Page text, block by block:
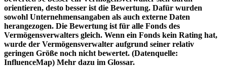
orientieren, desto besser ist die Bewertung. Dafür wurden
sowohl Unternehmensangaben als auch externe Daten
herangezogen. Die Bewertung ist für alle Fonds des
Vermögensverwalters gleich. Wenn ein Fonds kein Rating hat,
wurde der Vermögensverwalter aufgrund seiner relativ
geringen Größe noch nicht bewertet. (Datenquelle:
InfluenceMap) Mehr dazu im Glossar.